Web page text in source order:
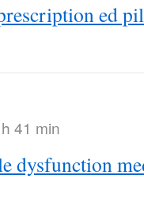
ed
41 min
dysfunction